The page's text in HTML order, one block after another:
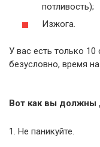
потливость);
Изжога.
У вас есть только 10
безусловно, время
Вот как вы должны
1. Не паникуйте.